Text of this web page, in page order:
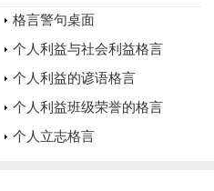
压线”； 做人须正己，诚信守
成灭顶之灾； 保清廉似上
峰。
格言警句桌面
个人利益与社会利益格言
个人利益的谚语格言
个人利益班级荣誉的格言
个人立志格言